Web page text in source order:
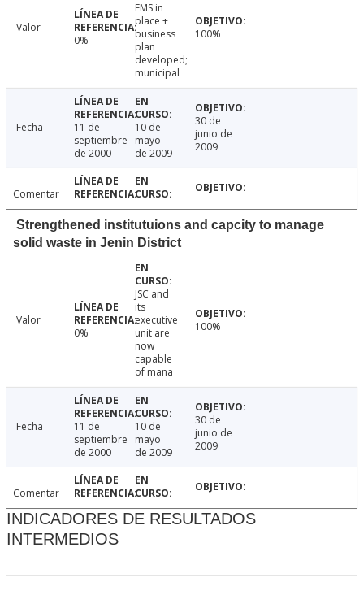
Valor
0%
FMS in
place +
business
plan
developed;
municipal
100%
Fecha
11 de
septiembre
de 2000
10 de
mayo
de 2009
30 de
junio de
2009
Comentar
Strengthened institutuions and capcity to manage
solid waste in Jenin District
Valor
0%
JSC and
its
executive
unit are
now
capable
of mana
100%
Fecha
11 de
septiembre
de 2000
10 de
mayo
de 2009
30 de
junio de
2009
Comentar
INDICADORES DE RESULTADOS
INTERMEDIOS